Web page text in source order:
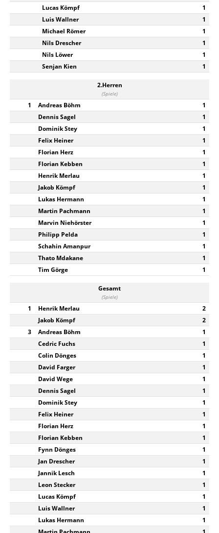
Lucas Kömpf
1
Luis Wallner
1
Michael Römer
1
Nils Drescher
1
Nils Löwer
1
Senjan Kien
1
2.Herren
(Spiele)
1 Andreas Böhm
1
Dennis Sagel
1
Dominik Stey
1
Felix Heiner
1
Florian Herz
1
Florian Kebben
1
Henrik Merlau
1
Jakob Kömpf
1
Lukas Hermann
1
Martin Pachmann
1
Marvin Niehörster
1
Philipp Pelda
1
Schahin Amanpur
1
Thato Mdakane
1
Tim Görge
1
Gesamt
(Spiele)
1 Henrik Merlau
2
Jakob Kömpf
2
3
Andreas Böhm
1
Cedric Fuchs
1
Colin Dönges
1
David Farger
1
David Wege
1
Dennis Sagel
1
Dominik Stey
1
Felix Heiner
1
Florian Herz
1
Florian Kebben
1
Fynn Dönges
1
Jan Drescher
1
Jannik Lesch
1
Leon Stecker
1
Lucas Kömpf
1
Luis Wallner
1
Lukas Hermann
1